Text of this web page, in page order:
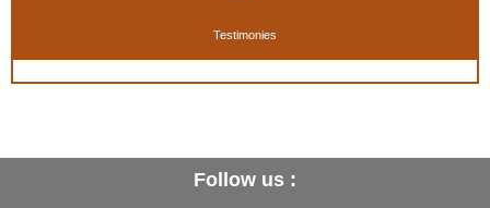
Testimonies
Follow us :